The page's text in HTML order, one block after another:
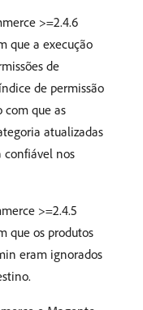
>=2.4.6
que a execução
de
de permissão
com que as
atualizadas
confiável nos
>=2.4.5
que os produtos
eram ignorados